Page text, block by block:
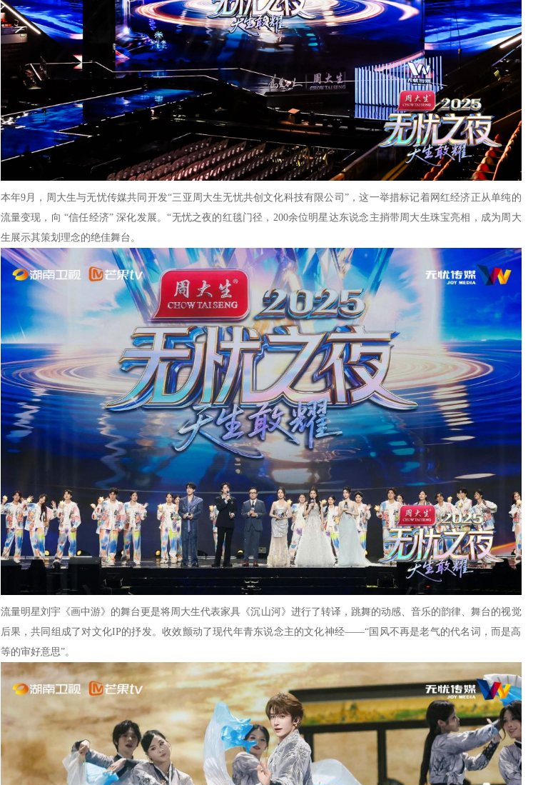
本年9月，周大生与无忧传媒共同开发“三亚周大生无忧共创文化科技有限公司”，这一举措标记着网红经济正从单纯的
流量变现，向 “信任经济” 深化发展。“无忧之夜的红毯门径，200余位明星达东说念主捎带周大生珠宝亮相，成为周大
生展示其策划理念的绝佳舞台。
流量明星刘宇《画中游》的舞台更是将周大生代表家具《沉山河》进行了转译，跳舞的动感、音乐的韵律、舞台的视觉
后果，共同组成了对文化IP的抒发。收效颤动了现代年青东说念主的文化神经——“国风不再是老气的代名词，而是高
等的审好意思”。